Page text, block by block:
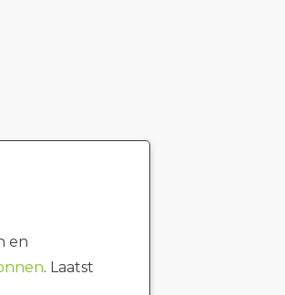
en
. Laatst